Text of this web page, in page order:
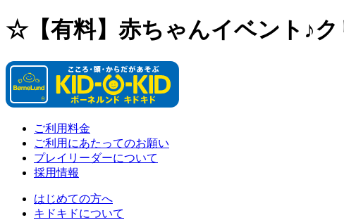
☆【有料】赤ちゃんイベント♪
ご利用料金
ご利用にあたってのお願い
プレイリーダーについて
採用情報
はじめての方へ
キドキドについて